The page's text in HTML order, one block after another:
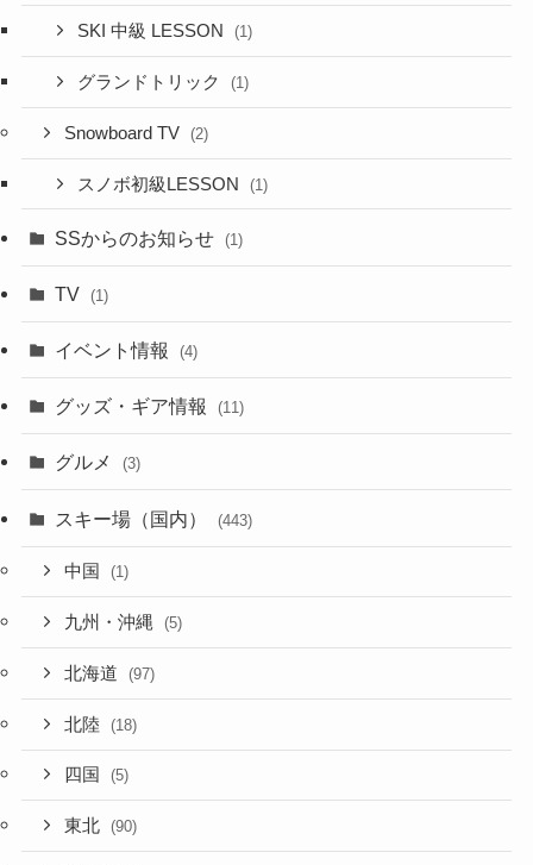
SKI 中級 LESSON (1)
グランドトリック (1)
Snowboard TV (2)
スノボ初級LESSON (1)
SSからのお知らせ (1)
TV (1)
イベント情報 (4)
グッズ・ギア情報 (11)
グルメ (3)
スキー場（国内） (443)
中国 (1)
九州・沖縄 (5)
北海道 (97)
北陸 (18)
四国 (5)
東北 (90)